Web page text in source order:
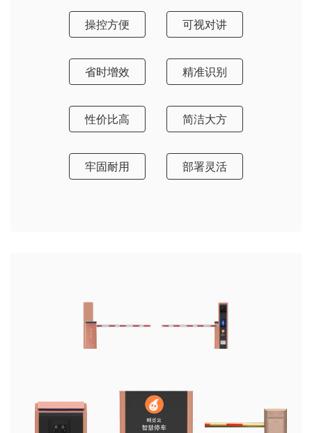
操控方便 可视对讲
省时增效 精准识别
性价比高 简洁大方
牢固耐用 部署灵活